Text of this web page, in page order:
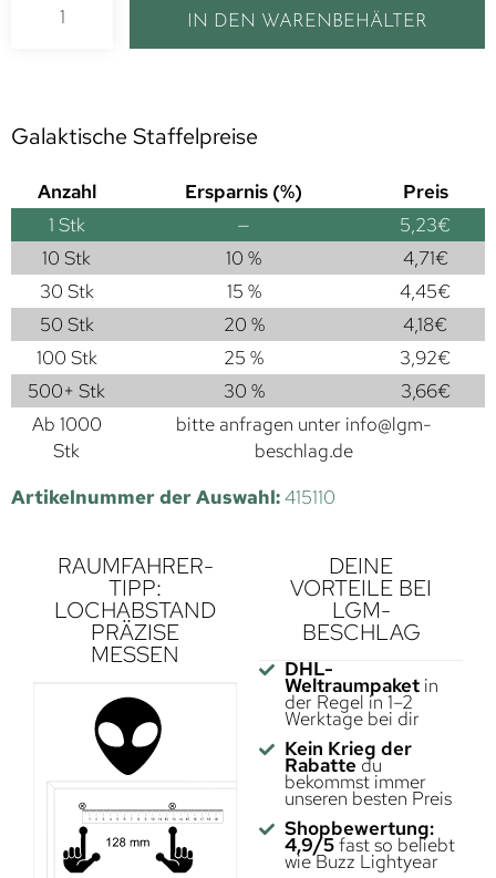
IN DEN WARENBEHÄLTER
Galaktische Staffelpreise
Anzahl Ersparnis (%)
Preis
1 Stk — 5,23€
10 Stk
10 % 4,71€
30 Stk
15 % 4,45€
50 Stk
20 % 4,18€
100 Stk
25 % 3,92€
500+ Stk
30 % 3,66€
Ab 1000
Stk
bitte anfragen unter info@lgm-
beschlag.de
Artikelnummer der Auswahl:415110
RAUMFAHRER-
TIPP:
LOCHABSTAND
PRÄZISE
MESSEN
DEINE
VORTEILE BEI
LGM-
BESCHLAG
DHL-
Weltraumpaketin
der Regel in 1–2
Werktage bei dir
Kein Krieg der
Rabatte du
bekommst immer
unseren besten Preis
Shopbewertung:
4,9/5fast so beliebt
wie Buzz Lightyear